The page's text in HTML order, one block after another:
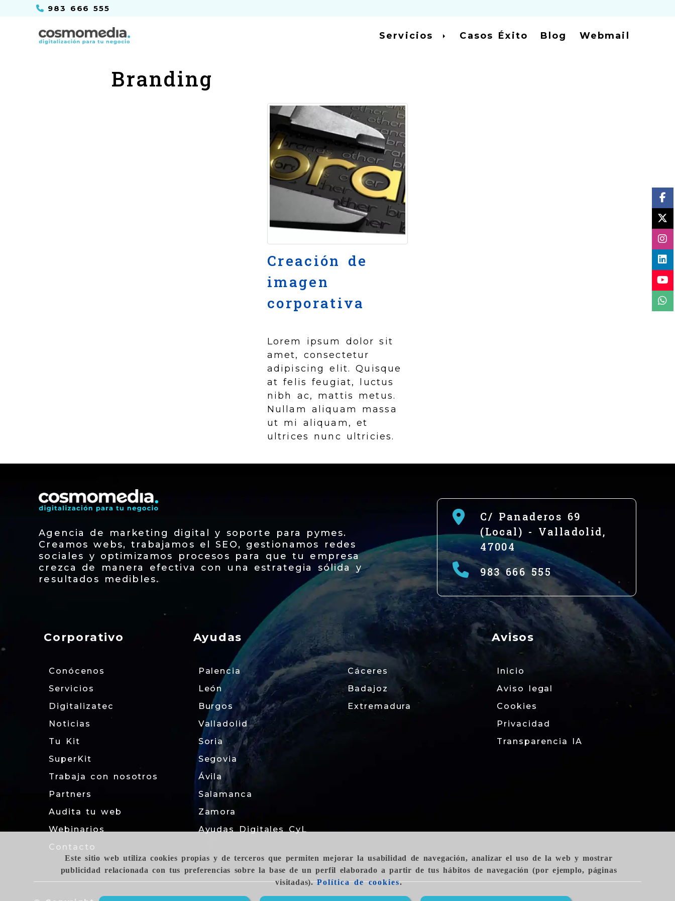
Este sitio web utiliza cookies propias y de terceros que permiten mejorar la usabilidad de navegación, analizar el uso de la web y mostrar
publicidad relacionada con tus preferencias sobre la base de un perfil elaborado a partir de tus hábitos de navegación (por ejemplo, páginas
visitadas).Política de cookies.
983 666 555
Servicios Casos Éxito Blog Webmail
Branding
Creación de
imagen
corporativa
Lorem ipsum dolor sit
amet, consectetur
adipiscing elit. Quisque
at felis feugiat, luctus
nibh ac, mattis metus.
Nullam aliquam massa
ut mi aliquam, et
ultrices nunc ultricies.
Agencia de marketing digital y soporte para pymes.
Creamos webs, trabajamos el SEO, gestionamos redes
sociales y optimizamos procesos para que tu empresa
crezca de manera efectiva con una estrategia sólida y
resultados medibles.
C/ Panaderos 69
(Local) - Valladolid,
47004
983 666 555
Corporativo
Conócenos
Servicios
Digitalizatec
Noticias
Tu Kit
SuperKit
Trabaja con nosotros
Partners
Audita tu web
Webinarios
Contacto
Ayudas
Palencia
León
Burgos
Valladolid
Soria
Segovia
Ávila
Salamanca
Zamora
Ayudas Digitales CyL
Cáceres
Badajoz
Extremadura
Avisos
Inicio
Aviso legal
Cookies
Privacidad
Transparencia IA